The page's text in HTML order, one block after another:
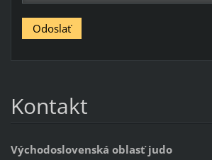
Kontakt
Východoslovenská oblasť judo